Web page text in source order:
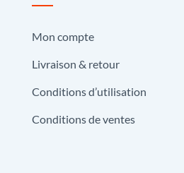
Mon compte
Livraison & retour
Conditions d’utilisation
Conditions de ventes